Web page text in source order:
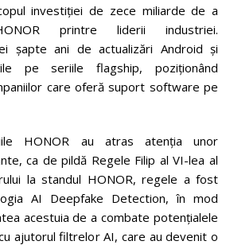
investiției de zece miliarde de a
printre liderii industriei.
șapte ani de actualizări Android și
pe seriile flagship, poziționând
care oferă suport software pe
HONOR au atras atenția unor
ca de pildă Regele Filip al VI-lea al
la standul HONOR, regele a fost
AI Deepfake Detection, în mod
acestuia de a combate potențialele
ajutorul filtrelor AI, care au devenit o